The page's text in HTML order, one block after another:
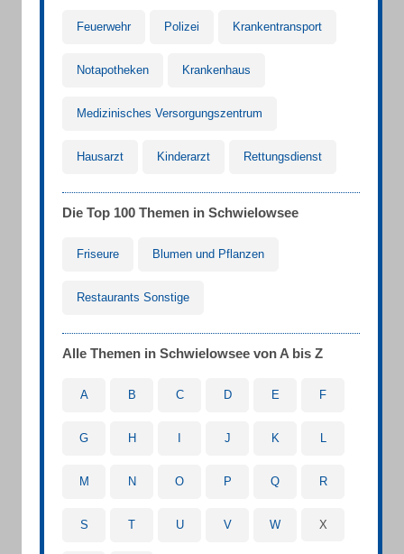
Feuerwehr Polizei Krankentransport
Notapotheken Krankenhaus
Medizinisches Versorgungszentrum
Hausarzt Kinderarzt Rettungsdienst
Die Top 100 Themen in Schwielowsee
Friseure Blumen und Pflanzen
Restaurants Sonstige
Alle Themen in Schwielowsee von A bis Z
A B C D E F
G H J K L
M N O P Q R
S T U V W X